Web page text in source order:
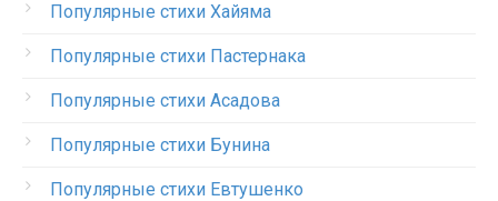
Популярные стихи Хайяма
Популярные стихи Пастернака
Популярные стихи Асадова
Популярные стихи Бунина
Популярные стихи Евтушенко